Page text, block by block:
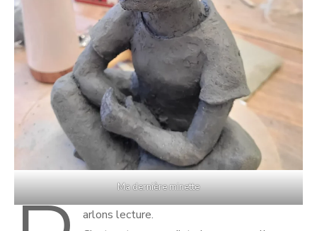
Ma dernière minette
arlons lecture.